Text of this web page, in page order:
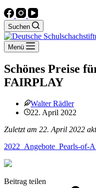
Suchen
Menü
Schönes Preise
FAIRPLAY
Walter Rädler
22. April 2022
Zuletzt am 22. April 2022
2022_Angebote_Pearls-of-
Beitrag teilen